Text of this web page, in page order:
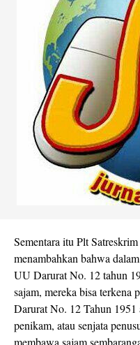
Sementara itu Plt
menambahkan bahwa
UU Darurat No. 12 tahun
sajam, mereka bisa terkena
Darurat No. 12 Tahun 1951
penikam, atau senjata
membawa sajam